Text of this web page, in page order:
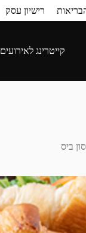
רישיון עסק
קייטרינג לאירועים
ביס